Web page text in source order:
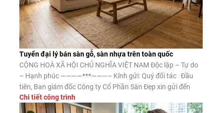
Tuyển đại lý bán sàn gỗ, sàn nhựa trên toàn quốc
CỘNG HOÀ XÃ HỘI CHỦ NGHĨA VIỆT NAM Độc lập – Tự do
– Hạnh phúc ————***———– Kính gửi: Quý đối tác Đầu
tiên, Ban giám đốc Công ty Cổ Phần Sàn Đẹp xin gửi đến
Quý đối tác lời chào trân trọng, lời chúc may mắn và thành
công. Công ty CP Sàn […]
Chi tiết công trình